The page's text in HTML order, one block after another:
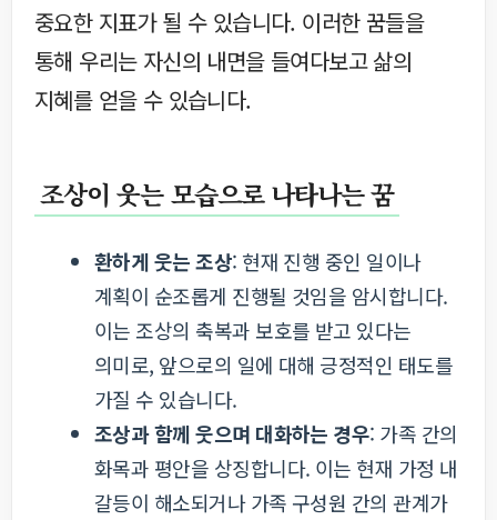
중요한 지표가 될 수 있습니다. 이러한 꿈들을
통해 우리는 자신의 내면을 들여다보고 삶의
지혜를 얻을 수 있습니다.
조상이 웃는 모습으로 나타나는 꿈
환하게 웃는 조상: 현재 진행 중인 일이나
계획이 순조롭게 진행될 것임을 암시합니다.
이는 조상의 축복과 보호를 받고 있다는
의미로, 앞으로의 일에 대해 긍정적인 태도를
가질 수 있습니다.
조상과 함께 웃으며 대화하는 경우: 가족 간의
화목과 평안을 상징합니다. 이는 현재 가정 내
갈등이 해소되거나 가족 구성원 간의 관계가